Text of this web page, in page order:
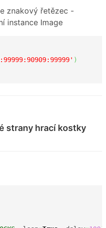
znakový řetězec -
instance Image
)
strany hrací kostky